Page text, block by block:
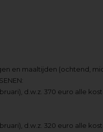
en maaltijden (ochtend,
d.w.z. 370 euro alle
d.w.z. 320 euro alle